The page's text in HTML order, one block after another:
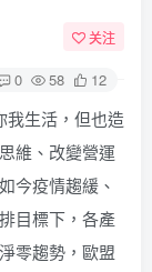
关注
0 58 12
我生活，但也造
維、改變營運
今疫情趨緩、
目標下，各產
零趨勢，歐盟